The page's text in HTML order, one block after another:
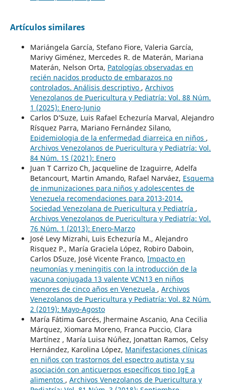
Artículos similares
Mariángela García, Stefano Fiore, Valeria García,
Marivy Giménez, Mercedes R. de Materán, Mariana
Materán, Nelson Orta, Patologías observadas en
recién nacidos producto de embarazos no
controlados. Análisis descriptivo , Archivos
Venezolanos de Puericultura y Pediatría: Vol. 88 Núm.
1 (2025): Enero-Junio
Carlos D’Suze, Luis Rafael Echezuría Marval, Alejandro
Rísquez Parra, Mariano Fernández Silano,
Epidemiologia de la enfermedad diarreica en niños ,
Archivos Venezolanos de Puericultura y Pediatría: Vol.
84 Núm. 1S (2021): Enero
Juan T Carrizo Ch, Jacqueline de Izaguirre, Adelfa
Betancourt, Martin Amando, Rafael Narváez, Esquema
de inmunizaciones para niños y adolescentes de
Venezuela recomendaciones para 2013-2014.
Sociedad Venezolana de Puericultura y Pediatría ,
Archivos Venezolanos de Puericultura y Pediatría: Vol.
76 Núm. 1 (2013): Enero-Marzo
José Levy Mizrahi, Luis Echezuría M., Alejandro
Risquez P., María Graciela López, Robiro Daboin,
Carlos D´Suze, José Vicente Franco, Impacto en
neumonías y meningitis con la introducción de la
vacuna conjugada 13 valente VCN13 en niños
menores de cinco años en Venezuela , Archivos
Venezolanos de Puericultura y Pediatría: Vol. 82 Núm.
2 (2019): Mayo-Agosto
María Fátima Garcés, Jhermaine Ascanio, Ana Cecilia
Márquez, Xiomara Moreno, Franca Puccio, Clara
Martínez , María Luisa Núñez, Jonattan Ramos, Celsy
Hernández, Karolina López, Manifestaciones clínicas
en niños con trastornos del espectro autista y su
asociación con anticuerpos específicos tipo IgE a
alimentos , Archivos Venezolanos de Puericultura y